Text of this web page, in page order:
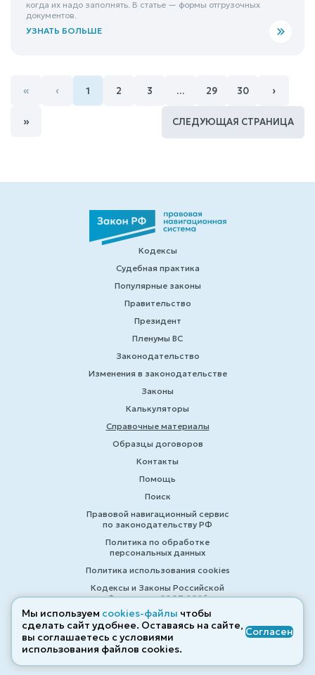
когда их надо заполнять. В статье — формы отгрузочных
документов.
УЗНАТЬ БОЛЬШЕ
« ‹ 1 2 3 … 29 30 ›
» СЛЕДУЮЩАЯ СТРАНИЦА
Кодексы
Судебная практика
Популярные законы
Правительство
Президент
Пленумы ВС
Законодательство
Изменения в законодательстве
Законы
Калькуляторы
Справочные материалы
Образцы договоров
Контакты
Помощь
Поиск
Правовой навигационный сервис
по законодательству РФ
Политика по обработке
персональных данных
Политика использования cookies
Кодексы и Законы Российской
Федерации 2007-2026
© ZAKONRF.INFO
Мы используем cookies-файлы чтобы
сделать сайт удобнее. Оставаясь на сайте,
вы соглашаетесь с условиями
использования файлов cооkies.
Согласен